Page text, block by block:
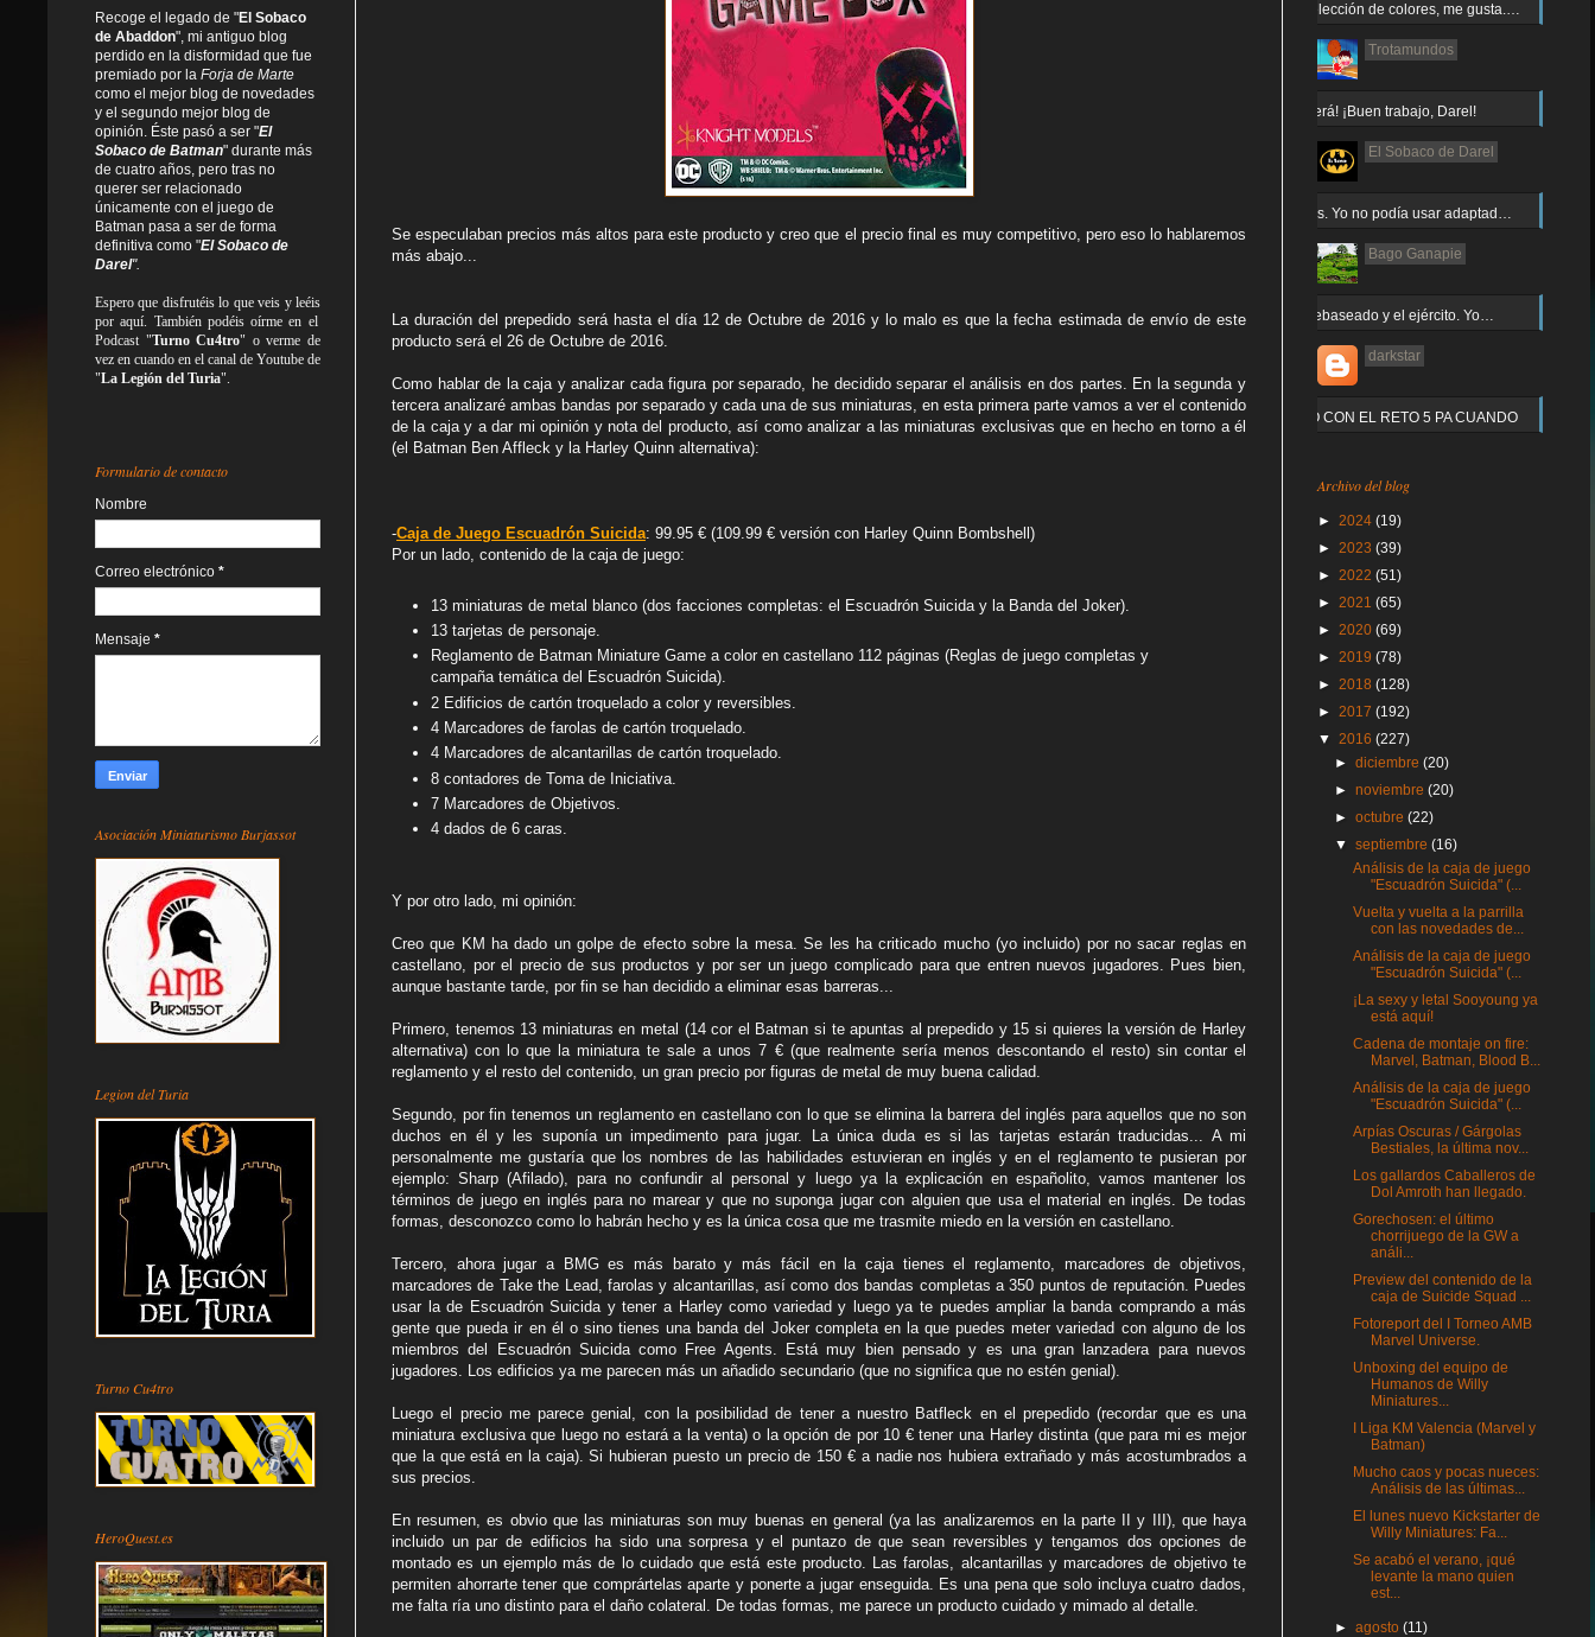
Se especulaban precios más altos para este producto y creo que el precio final es muy competitivo, pero eso lo hablaremos
más abajo...
La duración del prepedido será hasta el día 12 de Octubre de 2016 y lo malo es que la fecha estimada de envío de este
producto será el 26 de Octubre de 2016.
Como hablar de la caja y analizar cada figura por separado, he decidido separar el análisis en dos partes. En la segunda y
tercera analizaré ambas bandas por separado y cada una de sus miniaturas, en esta primera parte vamos a ver el contenido
de la caja y a dar mi opinión y nota del producto, así como analizar a las miniaturas exclusivas que en hecho en torno a él
(el Batman Ben Affleck y la Harley Quinn alternativa):
-Caja de Juego Escuadrón Suicida: 99.95 € (109.99 € versión con Harley Quinn Bombshell)
Por un lado, contenido de la caja de juego:
13 miniaturas de metal blanco (dos facciones completas: el Escuadrón Suicida y la Banda del Joker).
13 tarjetas de personaje.
Reglamento de Batman Miniature Game a color en castellano 112 páginas (Reglas de juego completas y
campaña temática del Escuadrón Suicida).
2 Edificios de cartón troquelado a color y reversibles.
4 Marcadores de farolas de cartón troquelado.
4 Marcadores de alcantarillas de cartón troquelado.
8 contadores de Toma de Iniciativa.
7 Marcadores de Objetivos.
4 dados de 6 caras.
Y por otro lado, mi opinión:
Creo que KM ha dado un golpe de efecto sobre la mesa. Se les ha criticado mucho (yo incluido) por no sacar reglas en
castellano, por el precio de sus productos y por ser un juego complicado para que entren nuevos jugadores. Pues bien,
aunque bastante tarde, por fin se han decidido a eliminar esas barreras...
Primero, tenemos 13 miniaturas en metal (14 cor el Batman si te apuntas al prepedido y 15 si quieres la versión de Harley
alternativa) con lo que la miniatura te sale a unos 7 € (que realmente sería menos descontando el resto) sin contar el
reglamento y el resto del contenido, un gran precio por figuras de metal de muy buena calidad.
Segundo, por fin tenemos un reglamento en castellano con lo que se elimina la barrera del inglés para aquellos que no son
duchos en él y les suponía un impedimento para jugar. La única duda es si las tarjetas estarán traducidas... A mi
personalmente me gustaría que los nombres de las habilidades estuvieran en inglés y en el reglamento te pusieran por
ejemplo: Sharp (Afilado), para no confundir al personal y luego ya la explicación en españolito, vamos mantener los
términos de juego en inglés para no marear y que no suponga jugar con alguien que usa el material en inglés. De todas
formas, desconozco como lo habrán hecho y es la única cosa que me trasmite miedo en la versión en castellano.
Tercero, ahora jugar a BMG es más barato y más fácil en la caja tienes el reglamento, marcadores de objetivos,
marcadores de Take the Lead, farolas y alcantarillas, así como dos bandas completas a 350 puntos de reputación. Puedes
usar la de Escuadrón Suicida y tener a Harley como variedad y luego ya te puedes ampliar la banda comprando a más
gente que pueda ir en él o sino tienes una banda del Joker completa en la que puedes meter variedad con alguno de los
miembros del Escuadrón Suicida como Free Agents. Está muy bien pensado y es una gran lanzadera para nuevos
jugadores. Los edificios ya me parecen más un añadido secundario (que no significa que no estén genial).
Luego el precio me parece genial, con la posibilidad de tener a nuestro Batfleck en el prepedido (recordar que es una
miniatura exclusiva que luego no estará a la venta) o la opción de por 10 € tener una Harley distinta (que para mi es mejor
que la que está en la caja). Si hubieran puesto un precio de 150 € a nadie nos hubiera extrañado y más acostumbrados a
sus precios.
En resumen, es obvio que las miniaturas son muy buenas en general (ya las analizaremos en la parte II y III), que haya
incluido un par de edificios ha sido una sorpresa y el puntazo de que sean reversibles y tengamos dos opciones de
montado es un ejemplo más de lo cuidado que está este producto. Las farolas, alcantarillas y marcadores de objetivo te
permiten ahorrarte tener que comprártelas aparte y ponerte a jugar enseguida. Es una pena que solo incluya cuatro dados,
me falta ría uno distinto para el daño colateral. De todas formas, me parece un producto cuidado y mimado al detalle.
Recoge el legado de "El Sobaco
de Abaddon", mi antiguo blog
perdido en la disformidad que fue
premiado por la Forja de Marte
como el mejor blog de novedades
y el segundo mejor blog de
opinión. Éste pasó a ser "El
Sobaco de Batman" durante más
de cuatro años, pero tras no
querer ser relacionado
únicamente con el juego de
Batman pasa a ser de forma
definitiva como "El Sobaco de
Darel".
Espero que disfrutéis lo queveis yleéis
por aquí. También podéis oírme en el
Podcast "Turno Cu4tro" o verme de
vez en cuando en el canal de Youtube de
"La Legión del Turia".
Formulario de contacto
Nombre
Correo electrónico *
Mensaje *
Asociación Miniaturismo Burjassot
Legion del Turia
Turno Cu4tro
HeroQuest.es
Muy buena elección de colores, me gusta.…
Trotamundos
¡Arnor no caerá! ¡Buen trabajo, Darel!
El Sobaco de Darel
Jajaja gracias. Yo no podía usar adaptad…
Bago Ganapie
Increíble el rebaseado y el ejército. Yo…
darkstar
Y QUE PASO CON EL RETO 5 PA CUANDO
Archivo del blog
► 2024 (19)
► 2023 (39)
► 2022 (51)
► 2021 (65)
► 2020 (69)
► 2019 (78)
► 2018 (128)
► 2017 (192)
▼ 2016 (227)
►diciembre(20)
►noviembre(20)
►octubre(22)
▼septiembre(16)
Análisis de la caja de juego
"Escuadrón Suicida" (...
Vuelta y vuelta a la parrilla
con las novedades de...
Análisis de la caja de juego
"Escuadrón Suicida" (...
¡La sexy y letal Sooyoung ya
está aquí!
Cadena de montaje on fire:
Marvel, Batman, Blood B...
Análisis de la caja de juego
"Escuadrón Suicida" (...
Arpías Oscuras / Gárgolas
Bestiales, la última nov...
Los gallardos Caballeros de
Dol Amroth han llegado.
Gorechosen: el último
chorrijuego de la GW a
análi...
Preview del contenido de la
caja de Suicide Squad ...
Fotoreport del I Torneo AMB
Marvel Universe.
Unboxing del equipo de
Humanos de Willy
Miniatures...
I Liga KM Valencia (Marvel y
Batman)
Mucho caos y pocas nueces:
Análisis de las últimas...
El lunes nuevo Kickstarter de
Willy Miniatures: Fa...
Se acabó el verano, ¡qué
levante la mano quien
est...
►agosto(11)